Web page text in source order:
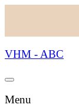
VHM - ABC
Menu